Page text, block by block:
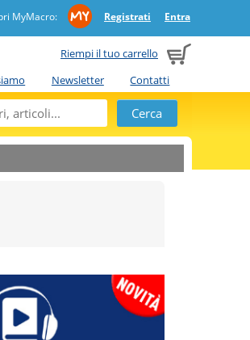
MyMacro: Registrati Entra
Riempi il tuo carrello
Newsletter Contatti